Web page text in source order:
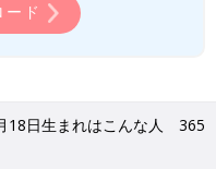
ド
18日生まれはこんな人 365